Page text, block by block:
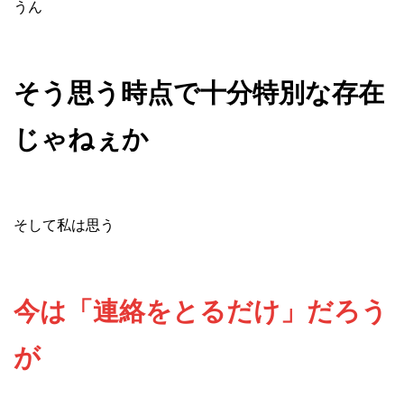
うん
そう思う時点で十分特別な存在
じゃねぇか
そして私は思う
今は「連絡をとるだけ」だろう
が